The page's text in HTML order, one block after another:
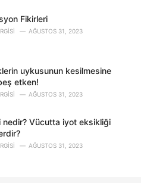
Fikirleri
AĞUSTOS 31, 2023
uykusunun kesilmesine
etken!
AĞUSTOS 31, 2023
nedir? Vücutta iyot eksikliği
AĞUSTOS 31, 2023